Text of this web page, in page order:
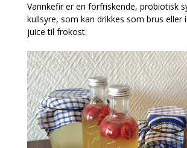
Vannkefir er en forfriskende, probiotisk
kullsyre, som kan drikkes som brus eller
juice til frokost.